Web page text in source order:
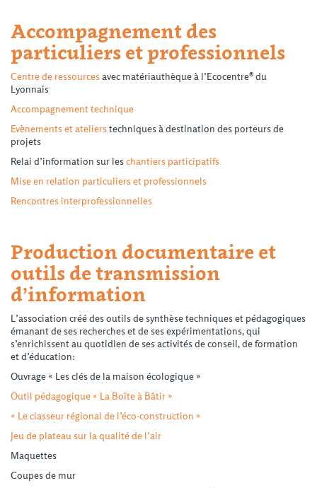
Accompagnement des
particuliers et professionnels
Centre de ressourcesavec matériauthèque à l’Ecocentre® du
Lyonnais
Accompagnement technique
Evènements et atelierstechniques à destination des porteurs de
projets
Relai d’information sur leschantiers participatifs
Mise en relation particuliers et professionnels
Rencontres interprofessionnelles
Production documentaire et
outils de transmission
d’information
L’association créé des outils de synthèse techniques et pédagogiques
émanant de ses recherches et de ses expérimentations, qui
s’enrichissent au quotidien de ses activités de conseil, de formation
et d’éducation:
Ouvrage « Les clés de la maison écologique »
Outil pédagogique « La Boîte à Bâtir »
« Le classeur régional de l’éco-construction »
Jeu de plateau sur la qualité de l’air
Maquettes
Coupes de mur